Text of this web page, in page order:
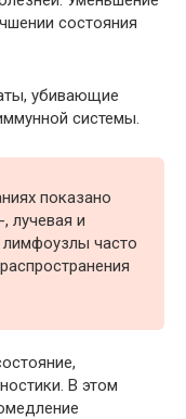
состояния
убивающие
системы.
показано
лучевая и
часто
В этом